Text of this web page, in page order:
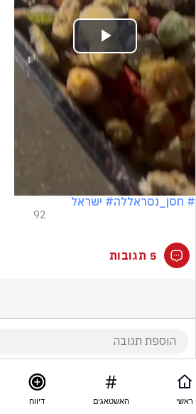
Play
Video
# חסן_נסראללה# ישראל
92
5 תגובות
ראשי האשטאגים דיווח